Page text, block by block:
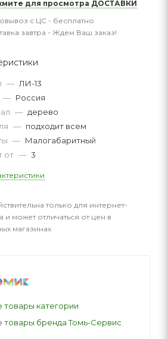
для просмотра ДОСТАВКИ
с ЦС - бесплатно
завтра - Ждем Ваш заказ!
— ЛИ-13
— Россия
— дерево
— подходит всем
— Малогабаритный
от — 3
только для интернет-
и может отличаться от цен в
магазинах
товары категории
товары бренда Томь-Сервис